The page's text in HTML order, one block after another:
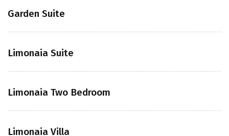
Garden Suite
Limonaia Suite
Limonaia Two Bedroom
Limonaia Villa